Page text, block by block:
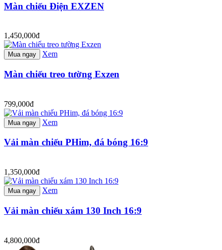
Màn chiếu Điện EXZEN
1,450,000đ
Mua ngay Xem
Màn chiếu treo tường Exzen
799,000đ
Mua ngay Xem
Vải màn chiếu PHim, đá bóng 16:9
1,350,000đ
Mua ngay Xem
Vải màn chiếu xám 130 Inch 16:9
4,800,000đ